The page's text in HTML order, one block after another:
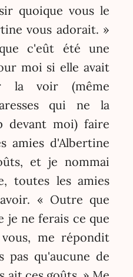
quoique vous le
vous adorait. »
c'eût été une
moi si elle avait
la voir (même
qui ne la
devant moi) faire
amies d'Albertine
et je nommai
toutes les amies
« Outre que
je ne ferais ce que
me répondit
pas qu'aucune de